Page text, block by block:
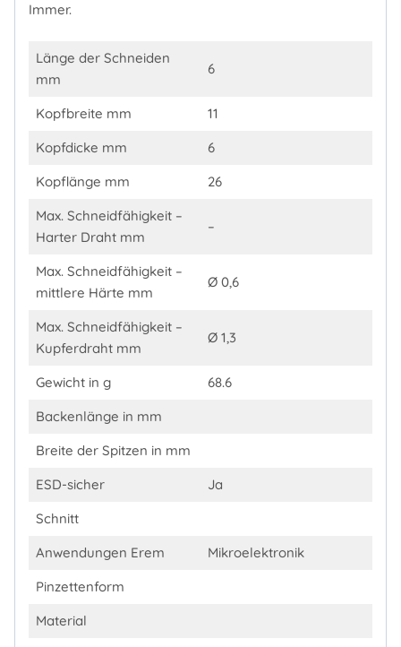
Immer.
Länge der Schneiden
mm
6
Kopfbreite mm
11
Kopfdicke mm
6
Kopflänge mm
26
Max. Schneidfähigkeit –
Harter Draht mm
–
Max. Schneidfähigkeit –
mittlere Härte mm
Ø 0,6
Max. Schneidfähigkeit –
Kupferdraht mm
Ø 1,3
Gewicht in g
68.6
Backenlänge in mm
Breite der Spitzen in mm
ESD-sicher
Ja
Schnitt
Anwendungen Erem
Mikroelektronik
Pinzettenform
Material